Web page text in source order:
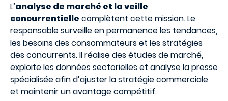
L’analyse de marché et la veille
concurrentielle complètent cette mission. Le
responsable surveille en permanence les tendances,
les besoins des consommateurs et les stratégies
des concurrents. Il réalise des études de marché,
exploite les données sectorielles et analyse la presse
spécialisée afin d’ajuster la stratégie commerciale
et maintenir un avantage compétitif.